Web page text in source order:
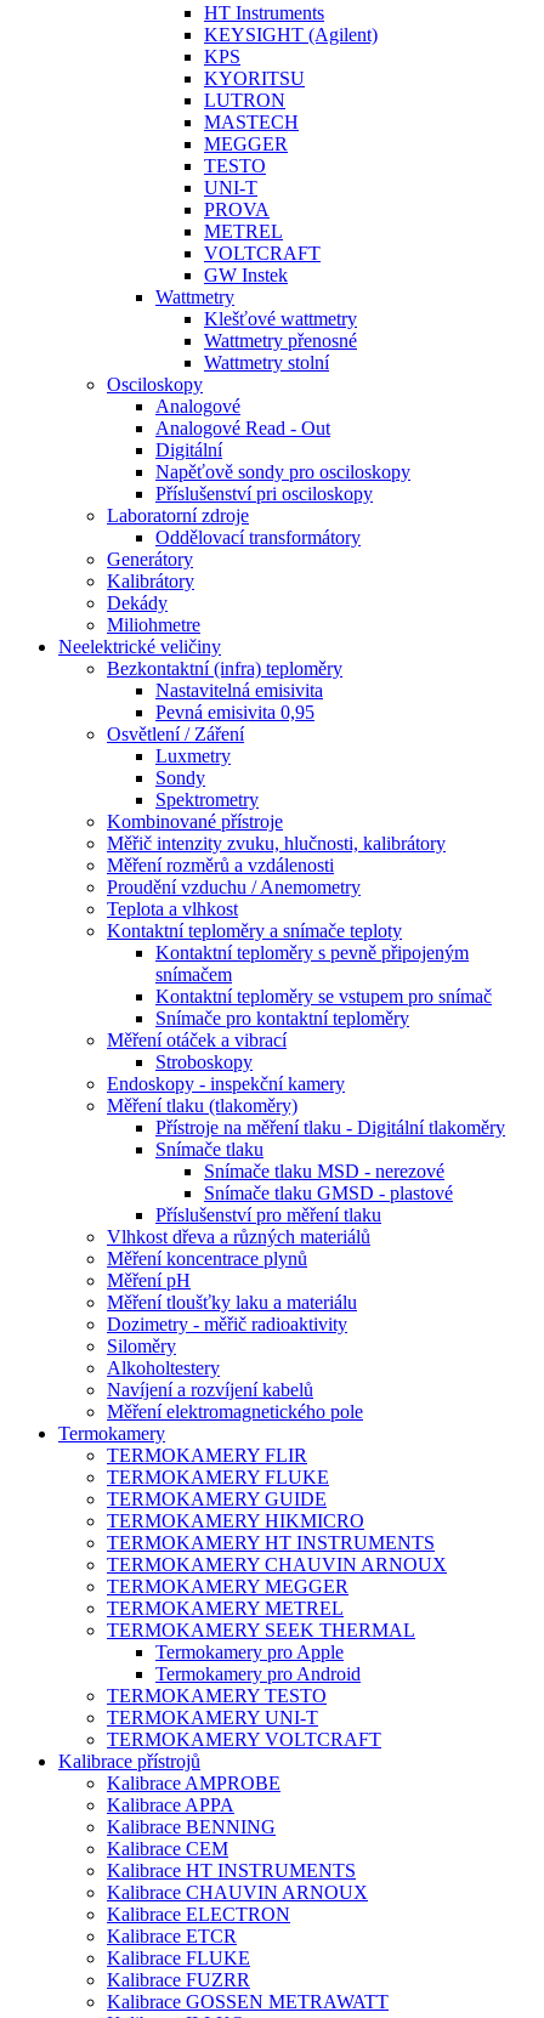
HT Instruments
KEYSIGHT (Agilent)
KPS
KYORITSU
LUTRON
MASTECH
MEGGER
TESTO
UNI-T
PROVA
METREL
VOLTCRAFT
GW Instek
Wattmetry
Klešťové wattmetry
Wattmetry přenosné
Wattmetry stolní
Osciloskopy
Analogové
Analogové Read - Out
Digitální
Napěťově sondy pro osciloskopy
Příslušenství pri osciloskopy
Laboratorní zdroje
Oddělovací transformátory
Generátory
Kalibrátory
Dekády
Miliohmetre
Neelektrické veličiny
Bezkontaktní (infra) teploměry
Nastavitelná emisivita
Pevná emisivita 0,95
Osvětlení / Záření
Luxmetry
Sondy
Spektrometry
Kombinované přístroje
Měřič intenzity zvuku, hlučnosti, kalibrátory
Měření rozměrů a vzdálenosti
Proudění vzduchu / Anemometry
Teplota a vlhkost
Kontaktní teploměry a snímače teploty
Kontaktní teploměry s pevně připojeným
snímačem
Kontaktní teploměry se vstupem pro snímač
Snímače pro kontaktní teploměry
Měření otáček a vibrací
Stroboskopy
Endoskopy - inspekční kamery
Měření tlaku (tlakoměry)
Přístroje na měření tlaku - Digitální tlakoměry
Snímače tlaku
Snímače tlaku MSD - nerezové
Snímače tlaku GMSD - plastové
Příslušenství pro měření tlaku
Vlhkost dřeva a různých materiálů
Měření koncentrace plynů
Měření pH
Měření tloušťky laku a materiálu
Dozimetry - měřič radioaktivity
Siloměry
Alkoholtestery
Navíjení a rozvíjení kabelů
Měření elektromagnetického pole
Termokamery
TERMOKAMERY FLIR
TERMOKAMERY FLUKE
TERMOKAMERY GUIDE
TERMOKAMERY HIKMICRO
TERMOKAMERY HT INSTRUMENTS
TERMOKAMERY CHAUVIN ARNOUX
TERMOKAMERY MEGGER
TERMOKAMERY METREL
TERMOKAMERY SEEK THERMAL
Termokamery pro Apple
Termokamery pro Android
TERMOKAMERY TESTO
TERMOKAMERY UNI-T
TERMOKAMERY VOLTCRAFT
Kalibrace přístrojů
Kalibrace AMPROBE
Kalibrace APPA
Kalibrace BENNING
Kalibrace CEM
Kalibrace HT INSTRUMENTS
Kalibrace CHAUVIN ARNOUX
Kalibrace ELECTRON
Kalibrace ETCR
Kalibrace FLUKE
Kalibrace FUZRR
Kalibrace GOSSEN METRAWATT